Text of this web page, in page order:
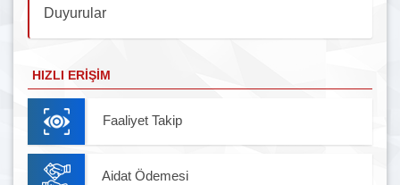
Duyurular
HIZLI ERIŞIM
Faaliyet Takip
Aidat Ödemesi